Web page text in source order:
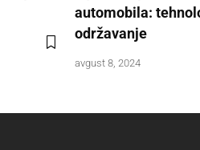
automobila:
održavanje
avgust 8, 2024